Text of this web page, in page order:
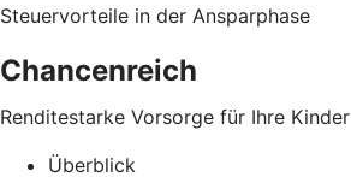
Steuervorteile in der Ansparphase
Chancenreich
Renditestarke Vorsorge für Ihre Kinder
Überblick